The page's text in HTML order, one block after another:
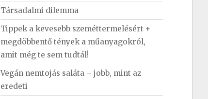
h
f
o
r
:
Társadalmi dilemma
Tippek a kevesebb szeméttermelésért +
megdöbbentő tények a műanyagokról,
amit még te sem tudtál!
Vegán nemtojás saláta – jobb, mint az
eredeti